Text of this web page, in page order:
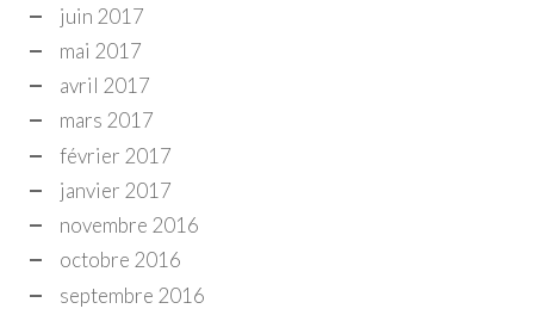
juin 2017
mai 2017
avril 2017
mars 2017
février 2017
janvier 2017
novembre 2016
octobre 2016
septembre 2016